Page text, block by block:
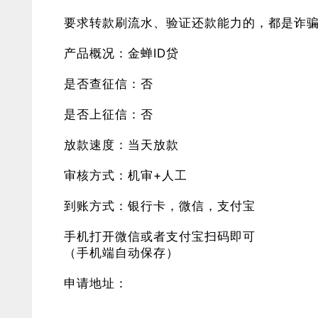
要求转款刷流水、验证还款能力的，都是诈
产品概况：金蝉ID贷
是否查征信：否
是否上征信：否
放款速度：当天放款
审核方式：机审+人工
到账方式：银行卡，微信，支付宝
手机打开微信或者支付宝扫码即可
（手机端自动保存）
申请地址：